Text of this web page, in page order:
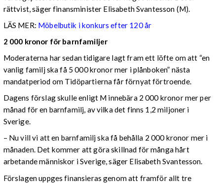
rättvist, säger finansminister Elisabeth Svantesson (M).
LÄS MER: Möbelbutik i konkurs efter 120 år
2 000 kronor för barnfamiljer
Moderaterna har sedan tidigare lagt fram ett löfte om att “en
vanlig familj ska få 5 000 kronor mer i plånboken” nästa
mandatperiod om Tidöpartierna får förnyat förtroende.
Dagens förslag skulle enligt M innebära 2 000 kronor mer per
månad för en barnfamilj, av vilka det finns 1,2 miljoner i
Sverige.
– Nu vill vi att en barnfamilj ska få behålla 2 000 kronor mer i
månaden. Det kommer att göra skillnad för många hårt
arbetande människor i Sverige, säger Elisabeth Svantesson.
Förslagen uppges finansieras genom att framför allt tre